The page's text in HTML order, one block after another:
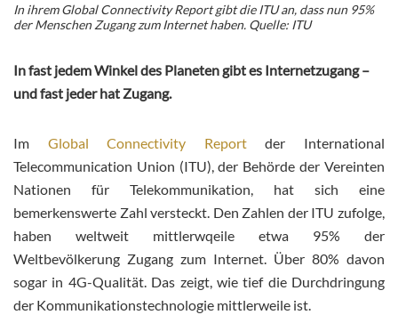
In ihrem Global Connectivity Report gibt die ITU an, dass nun 95%
der Menschen Zugang zum Internet haben. Quelle: ITU
In fast jedem Winkel des Planeten gibt es Internetzugang –
und fast jeder hat Zugang.
Im Global Connectivity Reportder International
Telecommunication Union (ITU), der Behörde der Vereinten
Nationen für Telekommunikation, hat sich eine
bemerkenswerte Zahl versteckt. Den Zahlen der ITU zufolge,
haben weltweit mittlerwqeile etwa 95% der
Weltbevölkerung Zugang zum Internet. Über 80% davon
sogar in 4G-Qualität. Das zeigt, wie tief die Durchdringung
der Kommunikationstechnologie mittlerweile ist.